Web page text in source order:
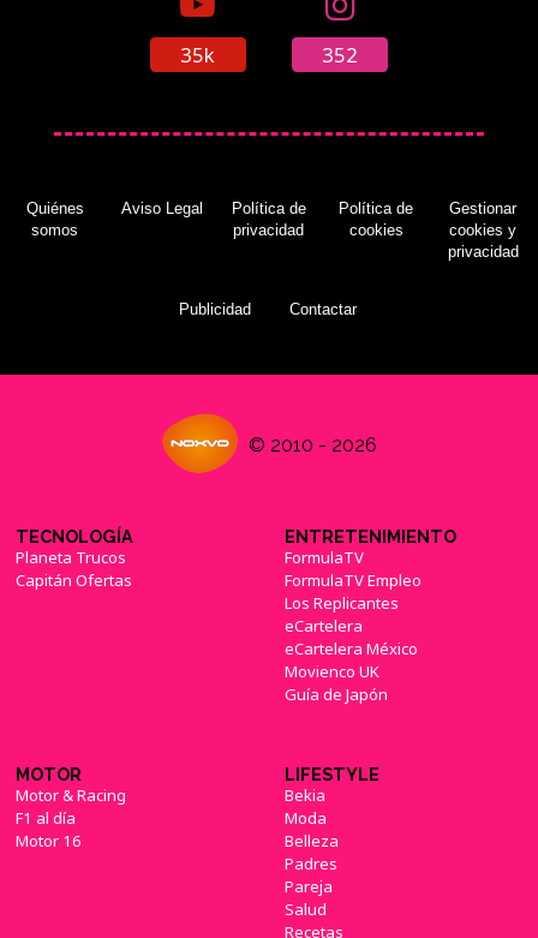
35k 352
Quiénes
somos
Aviso Legal
Política de
privacidad
Política de
cookies
Gestionar
cookies y
privacidad
Publicidad Contactar
© 2010 - 2026
TECNOLOGÍA
Planeta Trucos
Capitán Ofertas
ENTRETENIMIENTO
FormulaTV
FormulaTV Empleo
Los Replicantes
eCartelera
eCartelera México
Movienco UK
Guía de Japón
MOTOR
Motor & Racing
F1 al día
Motor 16
LIFESTYLE
Bekia
Moda
Belleza
Padres
Pareja
Salud
Recetas